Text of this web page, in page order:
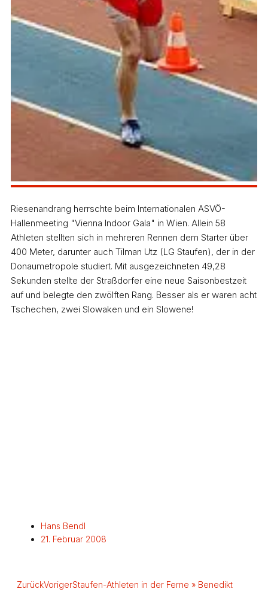
Riesenandrang herrschte beim Internationalen ASVÖ-
Hallenmeeting "Vienna Indoor Gala" in Wien. Allein 58
Athleten stellten sich in mehreren Rennen dem Starter über
400 Meter, darunter auch Tilman Utz (LG Staufen), der in der
Donaumetropole studiert. Mit ausgezeichneten 49,28
Sekunden stellte der Straßdorfer eine neue Saisonbestzeit
auf und belegte den zwölften Rang. Besser als er waren acht
Tschechen, zwei Slowaken und ein Slowene!
Hans Bendl
21. Februar 2008
ZurückVorigerStaufen-Athleten in der Ferne » Benedikt